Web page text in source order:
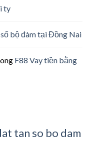
ty
bộ đàm tại Đồng Nai
F88 Vay tiền bằng
tan so bo dam